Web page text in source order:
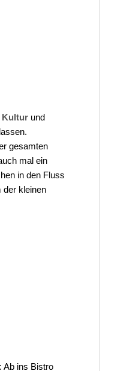
Kultur und
gesamten
mal ein
in den Fluss
der kleinen
Ab ins Bistro